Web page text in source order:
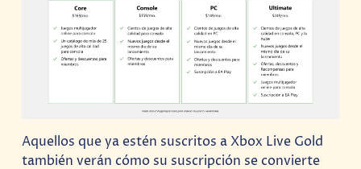
Aquellos que ya estén suscritos a Xbox Live Gold
también verán cómo su suscripción se convierte